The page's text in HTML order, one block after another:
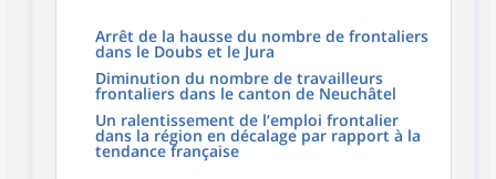
Arrêt de la hausse du nombre de frontaliers
dans le Doubs et le Jura
Diminution du nombre de travailleurs
frontaliers dans le canton de Neuchâtel
Un ralentissement de l’emploi frontalier
dans la région en décalage par rapport à la
tendance française